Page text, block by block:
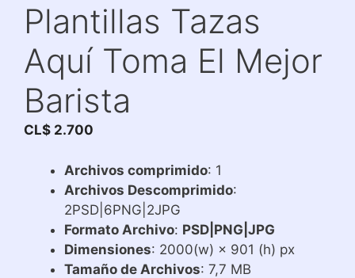
Plantillas Tazas
Aquí Toma El Mejor
Barista
CL$ 2.700
Archivos comprimido: 1
Archivos Descomprimido:
2PSD|6PNG|2JPG
Formato Archivo: PSD|PNG|JPG
Dimensiones: 2000(w) × 901 (h) px
Tamaño de Archivos: 7,7 MB